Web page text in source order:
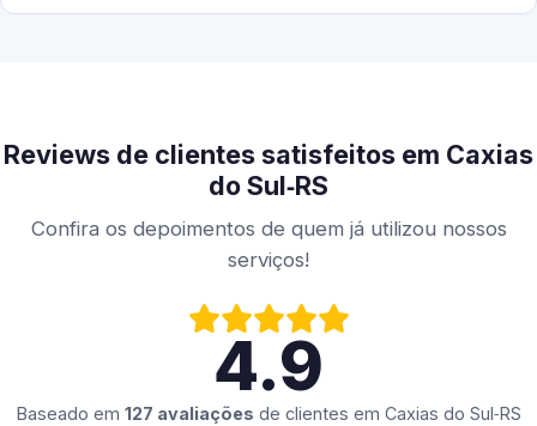
Reviews de clientes satisfeitos em Caxias
do Sul‑RS
Confira os depoimentos de quem já utilizou nossos
serviços!
4.9
Baseado em 127 avaliações de clientes em Caxias do Sul‑RS